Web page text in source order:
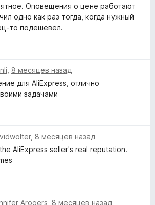
Оповещения о цене работают
одно как раз тогда, когда нужный
то подешевел.
8 месяцев назад
для AliExpress, отлично
задачами
, 8 месяцев назад
AliExpress seller's real reputation.
Arogers 8 месяцев назад